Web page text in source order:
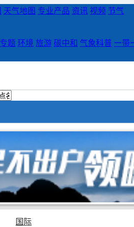
天气地图 专业产品 资讯 视频 节气
专题 环境 旅游 碳中和 气象科普 一带
国际